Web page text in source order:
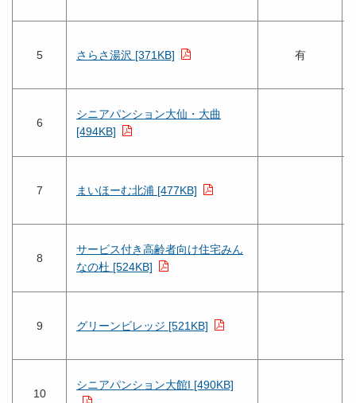
5 さらさ湯沢 [371KB] 有
6
シニアパンション大仙・大曲
[494KB]
7 まいほーむ北浦 [477KB]
8
サービス付き高齢者向け住宅みん
なの杜 [524KB]
9 グリーンビレッジ [521KB]
10
シニアパンション大館I [490KB]